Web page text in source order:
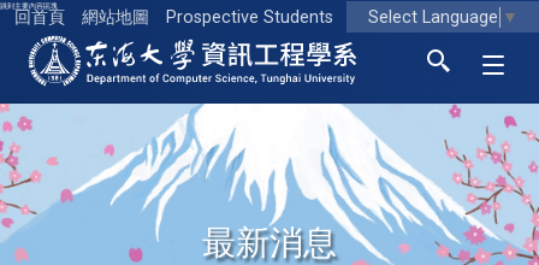
跳到主要內容區塊
回首頁 網站地圖 Prospective Students Select Language ▼
東海大學logo
最新消息